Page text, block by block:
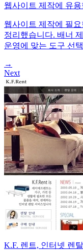
웹사이트 제작에 유
웹사이트 제작에 필
정리했습니다. 배너
운영에 맞는 도구 선
→
Next
K.F. 렌트, 인터넷 렌